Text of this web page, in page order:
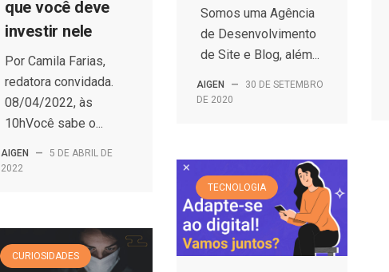
que você deve
investir nele
Por Camila Farias,
redatora convidada.
08/04/2022, às
10hVocê sabe o...
AIGEN —
5 DE ABRIL DE
2022
Somos uma Agência
de Desenvolvimento
de Site e Blog, além...
AIGEN —
30 DE SETEMBRO
DE 2020
CURIOSIDADES
TECNOLOGIA